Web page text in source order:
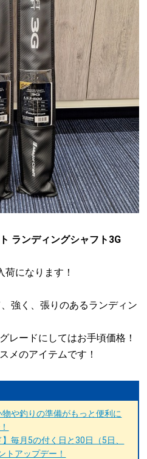
ランディングシャフト3G
になります！
強く、張りのあるランディン
レードにしてはお手頃価格！
メのアイテムです！
や釣りの準備がもっと便利に
毎月5の付く日と30日（5日、
トアップデー！